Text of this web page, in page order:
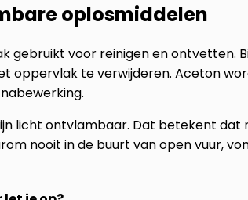
oplosmiddelen
gebruikt voor reinigen en ontvetten.
oppervlak te verwijderen. Aceton
licht ontvlambaar. Dat betekent dat
nooit in de buurt van open vuur,